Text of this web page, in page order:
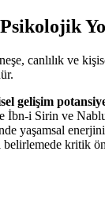
canlılık ve
gelişim
i Sirin ve
yaşamsal
kritik